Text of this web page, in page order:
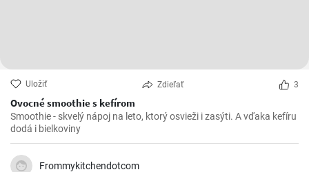
Uložiť Zdieľať 3
Ovocné smoothie s kefírom
Smoothie - skvelý nápoj na leto, ktorý osvieži i zasýti. A vďaka kefíru
dodá i bielkoviny
Frommykitchendotcom